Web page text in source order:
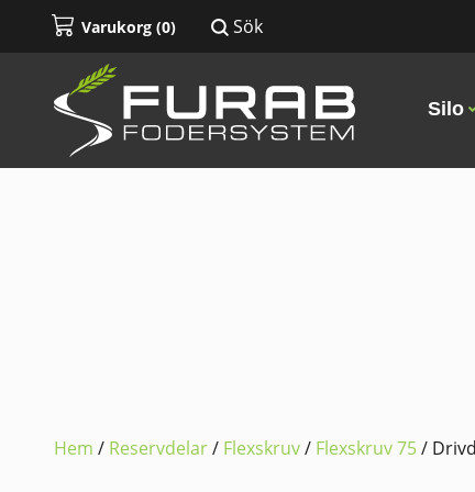
Varukorg (0) Sök
Silo
Hem / Reservdelar/ Flexskruv/ Flexskruv 75/